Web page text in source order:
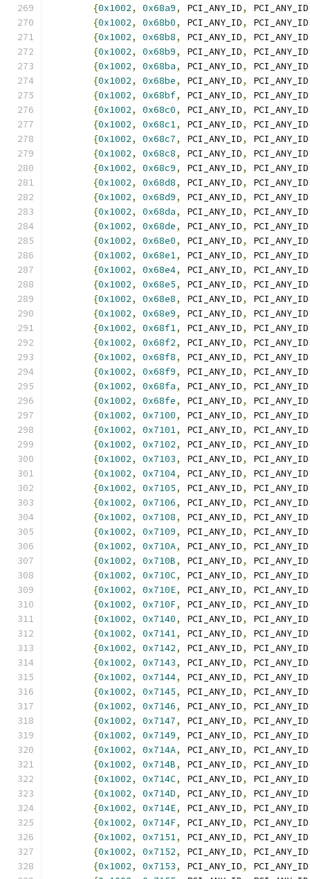
{0x1002, 0x68a9, PCI_ANY_ID, PCI_ANY_ID
{0x1002, 0x68b0, PCI_ANY_ID, PCI_ANY_ID
{0x1002, 0x68b8, PCI_ANY_ID, PCI_ANY_ID
{0x1002, 0x68b9, PCI_ANY_ID, PCI_ANY_ID
{0x1002, 0x68ba, PCI_ANY_ID, PCI_ANY_ID
{0x1002, 0x68be, PCI_ANY_ID, PCI_ANY_ID
{0x1002, 0x68bf, PCI_ANY_ID, PCI_ANY_ID
{0x1002, 0x68c0, PCI_ANY_ID, PCI_ANY_ID
{0x1002, 0x68c1, PCI_ANY_ID, PCI_ANY_ID
{0x1002, 0x68c7, PCI_ANY_ID, PCI_ANY_ID
{0x1002, 0x68c8, PCI_ANY_ID, PCI_ANY_ID
{0x1002, 0x68c9, PCI_ANY_ID, PCI_ANY_ID
{0x1002, 0x68d8, PCI_ANY_ID, PCI_ANY_ID
{0x1002, 0x68d9, PCI_ANY_ID, PCI_ANY_ID
{0x1002, 0x68da, PCI_ANY_ID, PCI_ANY_ID
{0x1002, 0x68de, PCI_ANY_ID, PCI_ANY_ID
{0x1002, 0x68e0, PCI_ANY_ID, PCI_ANY_ID
{0x1002, 0x68e1, PCI_ANY_ID, PCI_ANY_ID
{0x1002, 0x68e4, PCI_ANY_ID, PCI_ANY_ID
{0x1002, 0x68e5, PCI_ANY_ID, PCI_ANY_ID
{0x1002, 0x68e8, PCI_ANY_ID, PCI_ANY_ID
{0x1002, 0x68e9, PCI_ANY_ID, PCI_ANY_ID
{0x1002, 0x68f1, PCI_ANY_ID, PCI_ANY_ID
{0x1002, 0x68f2, PCI_ANY_ID, PCI_ANY_ID
{0x1002, 0x68f8, PCI_ANY_ID, PCI_ANY_ID
{0x1002, 0x68f9, PCI_ANY_ID, PCI_ANY_ID
{0x1002, 0x68fa, PCI_ANY_ID, PCI_ANY_ID
{0x1002, 0x68fe, PCI_ANY_ID, PCI_ANY_ID
{0x1002, 0x7100, PCI_ANY_ID, PCI_ANY_ID
{0x1002, 0x7101, PCI_ANY_ID, PCI_ANY_ID
{0x1002, 0x7102, PCI_ANY_ID, PCI_ANY_ID
{0x1002, 0x7103, PCI_ANY_ID, PCI_ANY_ID
{0x1002, 0x7104, PCI_ANY_ID, PCI_ANY_ID
{0x1002, 0x7105, PCI_ANY_ID, PCI_ANY_ID
{0x1002, 0x7106, PCI_ANY_ID, PCI_ANY_ID
{0x1002, 0x7108, PCI_ANY_ID, PCI_ANY_ID
{0x1002, 0x7109, PCI_ANY_ID, PCI_ANY_ID
{0x1002, 0x710A, PCI_ANY_ID, PCI_ANY_ID
{0x1002, 0x710B, PCI_ANY_ID, PCI_ANY_ID
{0x1002, 0x710C, PCI_ANY_ID, PCI_ANY_ID
{0x1002, 0x710E, PCI_ANY_ID, PCI_ANY_ID
{0x1002, 0x710F, PCI_ANY_ID, PCI_ANY_ID
{0x1002, 0x7140, PCI_ANY_ID, PCI_ANY_ID
{0x1002, 0x7141, PCI_ANY_ID, PCI_ANY_ID
{0x1002, 0x7142, PCI_ANY_ID, PCI_ANY_ID
{0x1002, 0x7143, PCI_ANY_ID, PCI_ANY_ID
{0x1002, 0x7144, PCI_ANY_ID, PCI_ANY_ID
{0x1002, 0x7145, PCI_ANY_ID, PCI_ANY_ID
{0x1002, 0x7146, PCI_ANY_ID, PCI_ANY_ID
{0x1002, 0x7147, PCI_ANY_ID, PCI_ANY_ID
{0x1002, 0x7149, PCI_ANY_ID, PCI_ANY_ID
{0x1002, 0x714A, PCI_ANY_ID, PCI_ANY_ID
{0x1002, 0x714B, PCI_ANY_ID, PCI_ANY_ID
{0x1002, 0x714C, PCI_ANY_ID, PCI_ANY_ID
{0x1002, 0x714D, PCI_ANY_ID, PCI_ANY_ID
{0x1002, 0x714E, PCI_ANY_ID, PCI_ANY_ID
{0x1002, 0x714F, PCI_ANY_ID, PCI_ANY_ID
{0x1002, 0x7151, PCI_ANY_ID, PCI_ANY_ID
{0x1002, 0x7152, PCI_ANY_ID, PCI_ANY_ID
{0x1002, 0x7153, PCI_ANY_ID, PCI_ANY_ID